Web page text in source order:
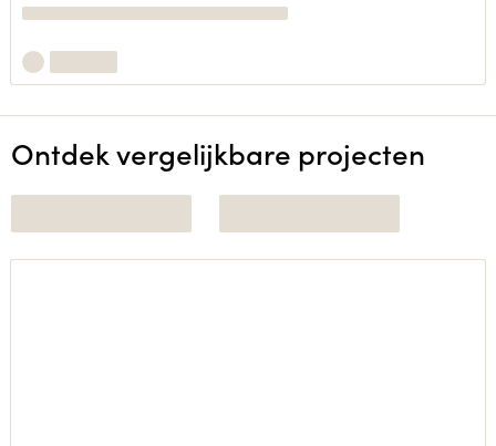
Ontdek vergelijkbare projecten